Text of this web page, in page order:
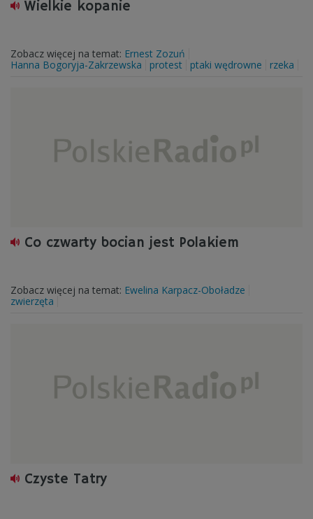
Wielkie kopanie
Zobacz więcej na temat: Ernest Zozuń
Hanna Bogoryja-Zakrzewska
protest ptaki wędrowne rzeka
Co czwarty bocian jest Polakiem
Zobacz więcej na temat: Ewelina Karpacz-Oboładze
zwierzęta
Czyste Tatry